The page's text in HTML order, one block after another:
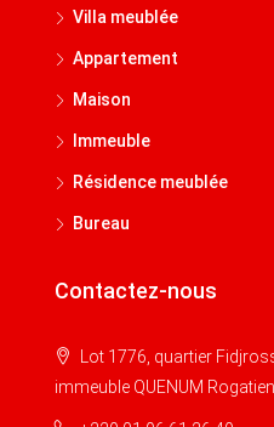
Villa meublée
Appartement
Maison
Immeuble
Résidence meublée
Bureau
Contactez-nous
Lot 1776, quartier
immeuble QUENUM Rogatien